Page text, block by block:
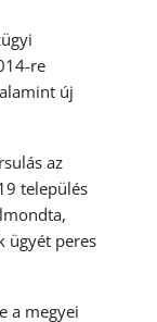
re
új
az
település
ügyét peres
a megyei